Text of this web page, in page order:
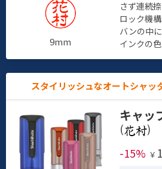
9mm
さず連続
ロック機
バンの中
インクの色
スタイリッシュなオートシャッ
キャ
(
)
-15% ￥